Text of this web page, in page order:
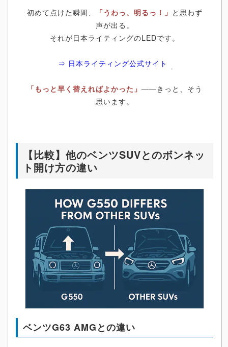
初めて点けた瞬間、 「うわっ、明るっ！」 と思わず
声が出る。
それが日本ライティングのLEDです。
⇒ 日本ライティング公式サイト
「もっと早く替えればよかった」 ――きっと、そう
思います。
【比較】他のベンツSUVとのボンネッ
ト開け方の違い
ベンツG63 AMGとの違い